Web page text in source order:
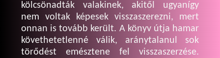
kölcsönadták valakinek, akitől ugyanígy
nem voltak képesek visszaszerezni, mert
onnan is tovább került. A könyv útja hamar
követhetetlenné válik, aránytalanul sok
törődést emésztene fel visszaszerzése.